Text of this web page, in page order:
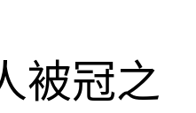
被冠之